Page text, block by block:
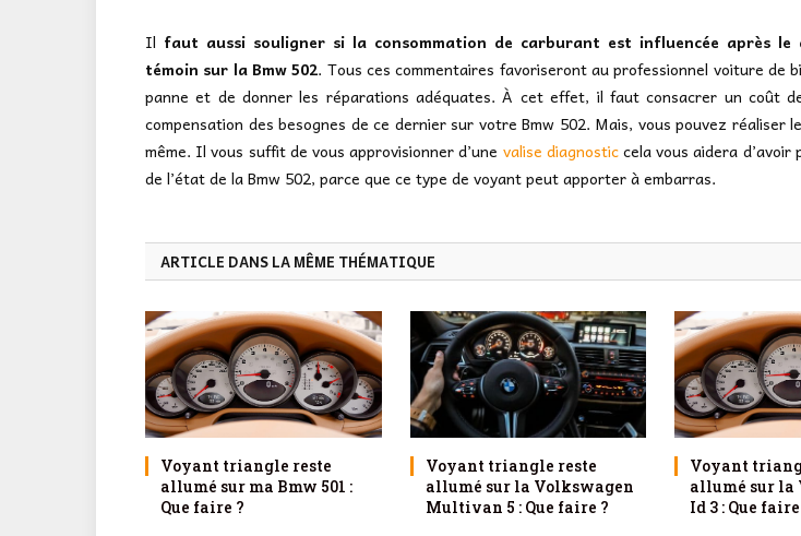
Il faut aussi souligner si la consommation de carburant est influencée après le
témoin sur la Bmw 502. Tous ces commentaires favoriseront au professionnel voiture de
panne et de donner les réparations adéquates. À cet effet, il faut consacrer un coût
compensation des besognes de ce dernier sur votre Bmw 502. Mais, vous pouvez réaliser
même. Il vous suffit de vous approvisionner d’une valise diagnosticcela vous aidera d’avoir
de l’état de la Bmw 502, parce que ce type de voyant peut apporter à embarras.
ARTICLE DANS LA MÊME THÉMATIQUE
Voyant triangle reste
allumé sur ma Bmw 501 :
Que faire ?
Voyant triangle reste
allumé sur la Volkswagen
Multivan 5 : Que faire ?
Voyant
allumé sur la
Id 3 : Que faire